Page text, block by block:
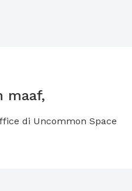
maaf,
di Uncommon Space